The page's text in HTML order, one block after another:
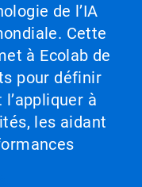
de l’IA
Cette
à Ecolab de
pour définir
à
les aidant